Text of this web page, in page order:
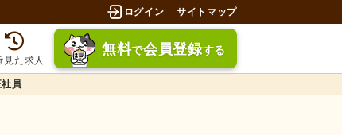
ログイン サイトマップ
見た求人
無料で会員登録する
員